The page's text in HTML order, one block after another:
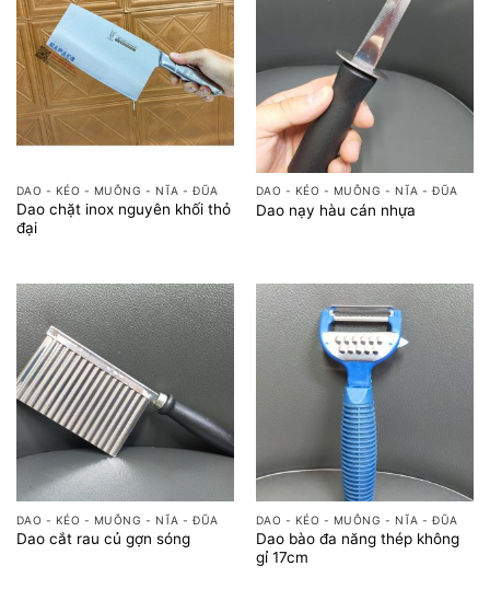
DAO - KÉO - MUỖNG - NĨA - ĐŨA
Dao chặt inox nguyên khối thỏ
đại
DAO - KÉO - MUỖNG - NĨA - ĐŨA
Dao nạy hàu cán nhựa
DAO - KÉO - MUỖNG - NĨA - ĐŨA
Dao cắt rau củ gợn sóng
DAO - KÉO - MUỖNG - NĨA - ĐŨA
Dao bào đa năng thép không
gỉ 17cm